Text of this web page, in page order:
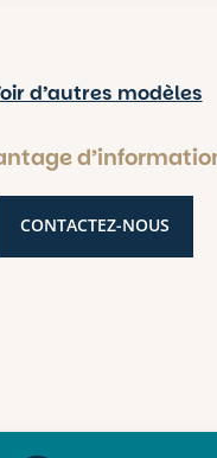
d’autres modèles
CONTACTEZ-NOUS